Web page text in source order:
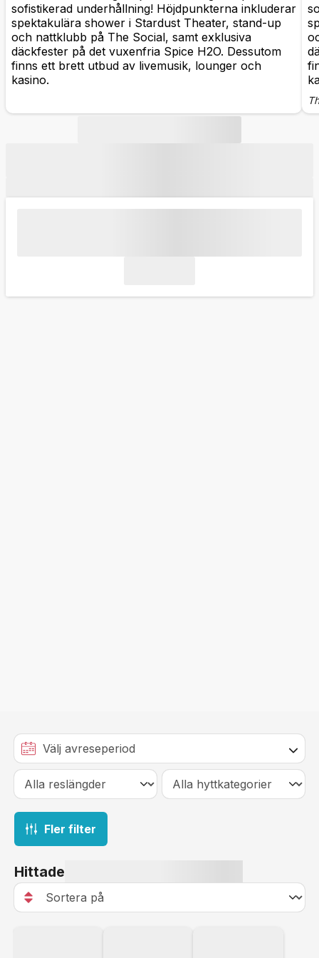
sofistikerad underhållning! Höjdpunkterna inkluderar
spektakulära shower i Stardust Theater, stand-up
och nattklubb på The Social, samt exklusiva
däckfester på det vuxenfria Spice H2O. Dessutom
finns ett brett utbud av livemusik, lounger och
kasino.
Fler filter
Hittade